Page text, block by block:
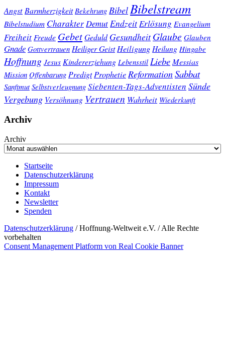
Angst Barmherzigkeit Bekehrung Bibel Bibelstream
Bibelstudium Charakter Demut EndzeitErlösung Evangelium
Freiheit Freude GebetGeduld Gesundheit Glaube Glauben
Gnade Gottvertrauen Heiliger Geist Heiligung Heilung Hingabe
Hoffnung Jesus Kindererziehung Lebensstil Liebe Messias
Mission Offenbarung Predigt Prophetie ReformationSabbat
Sanftmut Selbstverleugnung Siebenten-Tags-Adventisten Sünde
Vergebung Versöhnung Vertrauen Wahrheit Wiederkunft
Archiv
Archiv
Startseite
Datenschutzerklärung
Impressum
Kontakt
Newsletter
Spenden
Datenschutzerklärung / Hoffnung-Weltweit e.V. / Alle Rechte
vorbehalten
Consent Management Platform von Real Cookie Banner